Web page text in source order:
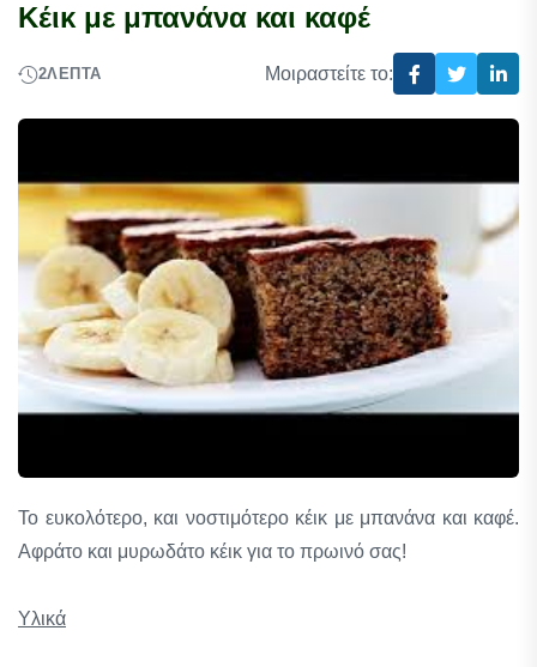
Kέικ με μπανάνα και καφέ
2ΛΕΠΤΆ Μοιραστείτε το:
Το ευκολότερο, και νοστιμότερο κέικ με μπανάνα και καφέ.
Αφράτο και μυρωδάτο κέικ για το πρωινό σας!
Υλικά